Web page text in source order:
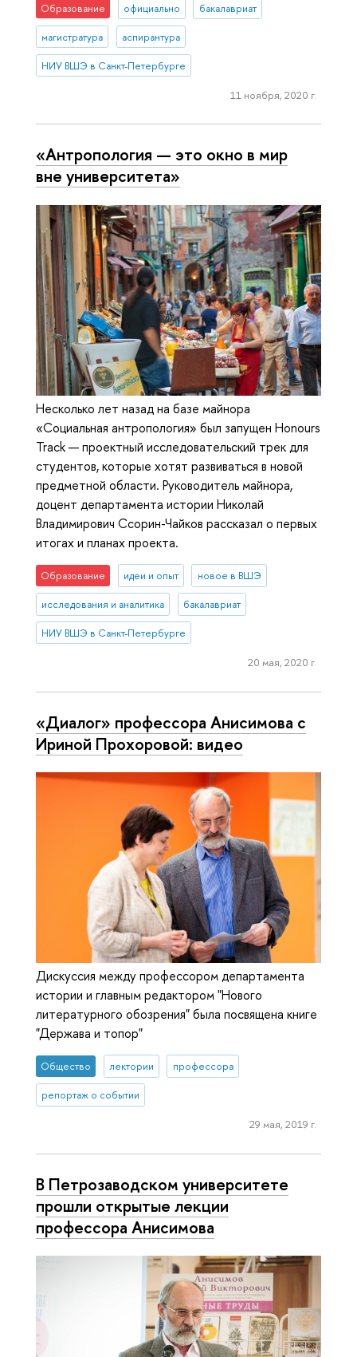
Образование официально бакалавриат
магистратура аспирантура
НИУ ВШЭ в Санкт-Петербурге
11 ноября, 2020 г.
«Антропология — это окно в мир
вне университета»
Несколько лет назад на базе майнора
«Социальная антропология» был запущен Honours
Track — проектный исследовательский трек для
студентов, которые хотят развиваться в новой
предметной области. Руководитель майнора,
доцент департамента истории Николай
Владимирович Ссорин-Чайков рассказал о первых
итогах и планах проекта.
Образование идеи и опыт новое в ВШЭ
исследования и аналитика бакалавриат
НИУ ВШЭ в Санкт-Петербурге
20 мая, 2020 г.
«Диалог» профессора Анисимова с
Ириной Прохоровой: видео
Дискуссия между профессором департамента
истории и главным редактором "Нового
литературного обозрения" была посвящена книге
"Держава и топор"
Общество лектории профессора
репортаж о событии
29 мая, 2019 г.
В Петрозаводском университете
прошли открытые лекции
профессора Анисимова